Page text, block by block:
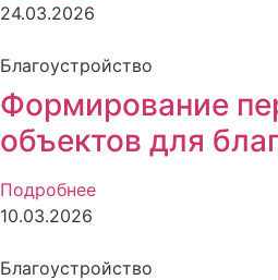
24.03.2026
Благоустройство
Формирование
объектов для
Подробнее
10.03.2026
Благоустройство